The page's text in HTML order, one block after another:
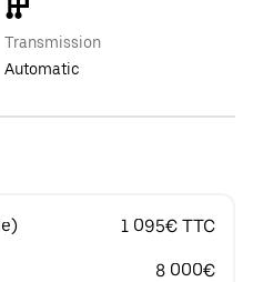
Transmission
Automatic
1 095€ TTC
8 000€